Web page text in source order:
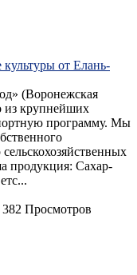
от Елань-
(Воронежская
из крупнейших
программу. Мы
продукция: Сахар-
382 Просмотров